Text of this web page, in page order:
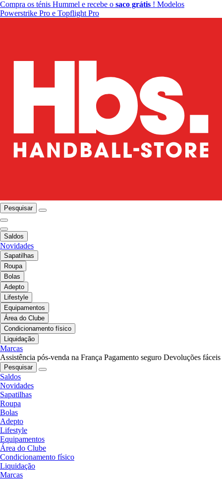
Compra os ténis Hummel e recebe o saco grátis ! Modelos
Powerstrike Pro e Topflight Pro
Pesquisar
Saldos
Novidades
Sapatilhas
Roupa
Bolas
Adepto
Lifestyle
Equipamentos
Área do Clube
Condicionamento físico
Liquidação
Marcas
Assistência pós-venda na França Pagamento seguro Devoluções fáceis
Pesquisar
Saldos
Novidades
Sapatilhas
Roupa
Bolas
Adepto
Lifestyle
Equipamentos
Área do Clube
Condicionamento físico
Liquidação
Marcas